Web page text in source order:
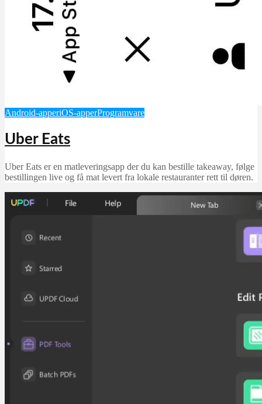
Android-apperiOS-apperProgramvare
Uber Eats
Uber Eats er en matleveringsapp der du kan bestille takeaway, følge
bestillingen live og få mat levert fra lokale restauranter rett til døren.